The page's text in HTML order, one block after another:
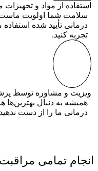
استفاده از مواد و تجهیزات
سلامت شما اولویت
درمانی تأیید شده استفاده
تجربه کنید.
ویزیت و مشاوره توسط
همیشه به دنبال بهترین‌ها
درمانی ما را از دست
انجام تمامی